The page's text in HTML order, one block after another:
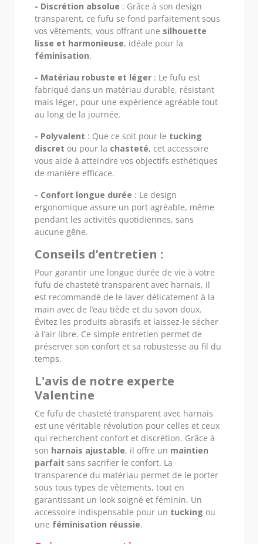
- Discrétion absolue : Grâce à son design
transparent, ce fufu se fond parfaitement sous
vos vêtements, vous offrant une silhouette
lisse et harmonieuse, idéale pour la
féminisation.
- Matériau robuste et léger : Le fufu est
fabriqué dans un matériau durable, résistant
mais léger, pour une expérience agréable tout
au long de la journée.
- Polyvalent : Que ce soit pour le tucking
discret ou pour la chasteté, cet accessoire
vous aide à atteindre vos objectifs esthétiques
de manière efficace.
- Confort longue durée : Le design
ergonomique assure un port agréable, même
pendant les activités quotidiennes, sans
aucune gêne.
Conseils d’entretien :
Pour garantir une longue durée de vie à votre
fufu de chasteté transparent avec harnais, il
est recommandé de le laver délicatement à la
main avec de l’eau tiède et du savon doux.
Évitez les produits abrasifs et laissez-le sécher
à l’air libre. Ce simple entretien permet de
préserver son confort et sa robustesse au fil du
temps.
L'avis de notre experte
Valentine
Ce fufu de chasteté transparent avec harnais
est une véritable révolution pour celles et ceux
qui recherchent confort et discrétion. Grâce à
son harnais ajustable, il offre un maintien
parfait sans sacrifier le confort. La
transparence du matériau permet de le porter
sous tous types de vêtements, tout en
garantissant un look soigné et féminin. Un
accessoire indispensable pour un tucking ou
une féminisation réussie.